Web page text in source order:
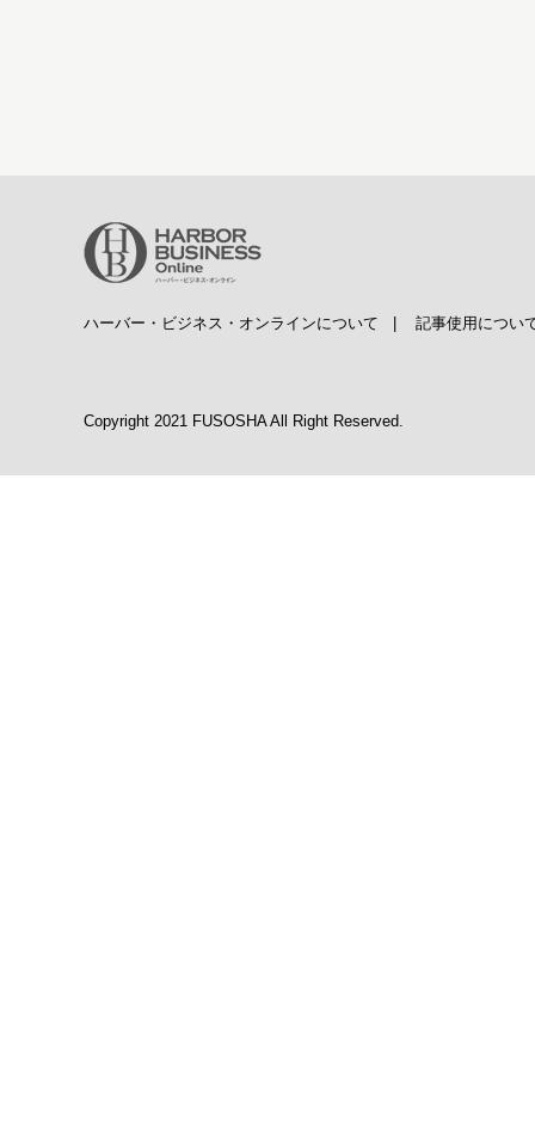
ハーバー・ビジネス・オンラインについて | 記事使用につい
Copyright 2021 FUSOSHA All Right Reserved.